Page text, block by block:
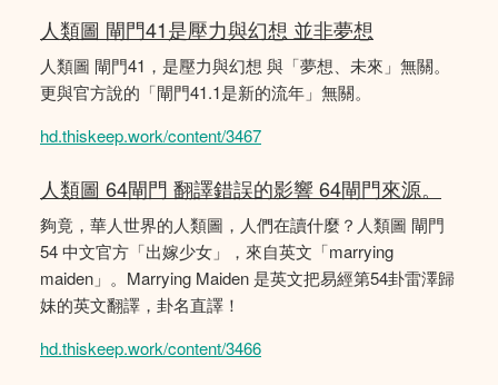
人類圖 閘門41是壓力與幻想 並非夢想
人類圖 閘門41，是壓力與幻想 與「夢想、未來」無關。
更與官方說的「閘門41.1是新的流年」無關。
hd.thiskeep.work/content/3467
人類圖 64閘門 翻譯錯誤的影響 64閘門來源。
夠竟，華人世界的人類圖，人們在讀什麼？人類圖 閘門
54 中文官方「出嫁少女」，來自英文「marrying
maiden」。Marrying Maiden 是英文把易經第54卦雷澤歸
妹的英文翻譯，卦名直譯！
hd.thiskeep.work/content/3466